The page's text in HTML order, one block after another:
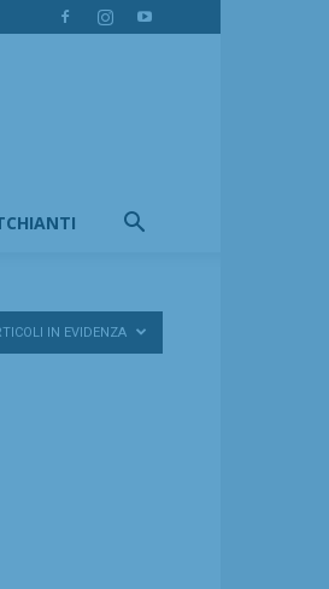
IN EVIDENZA